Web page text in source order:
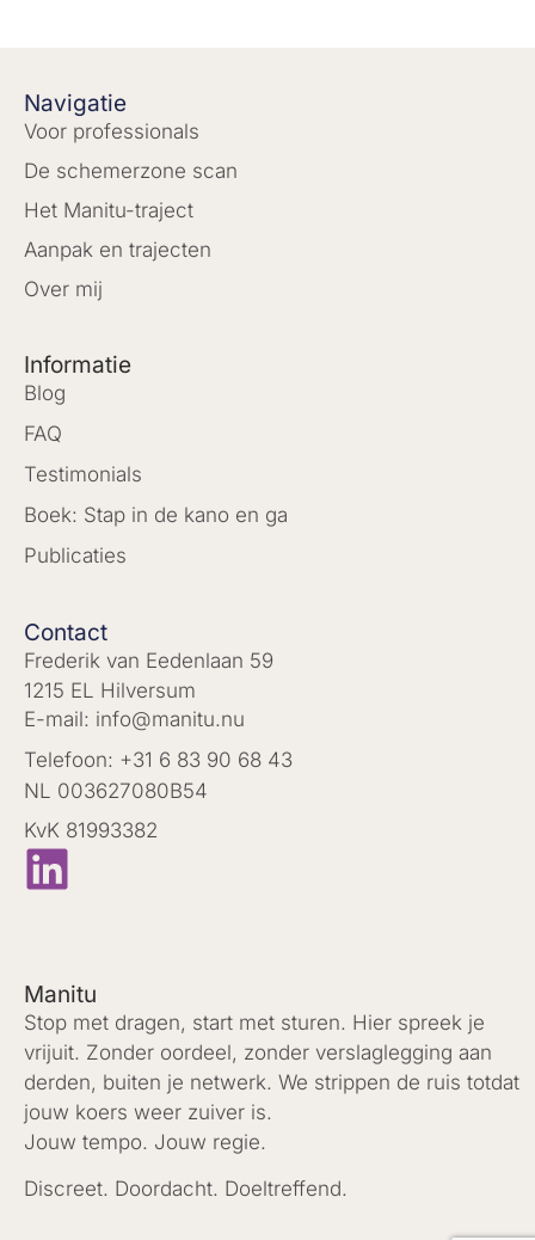
Manitu
Stop met dragen, start met sturen. Hier spreek je
vrijuit. Zonder oordeel, zonder verslaglegging aan
derden, buiten je netwerk. We strippen de ruis totdat
jouw koers weer zuiver is.
Jouw tempo. Jouw regie.
Discreet. Doordacht. Doeltreffend.
Informatie
Blog
FAQ
Testimonials
Boek: Stap in de kano en ga
Publicaties
Navigatie
Voor professionals
De schemerzone scan
Het Manitu-traject
Aanpak en trajecten
Over mij
Contact
Frederik van Eedenlaan 59
1215 EL Hilversum
E-mail: info@manitu.nu
Telefoon: +31 6 83 90 68 43
NL 003627080B54
KvK 81993382